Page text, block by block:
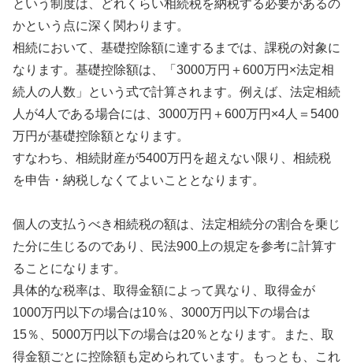
という制度は、どれくらい相続税を納税する必要があるの
かという点に深く関わります。
相続において、基礎控除額に達するまでは、課税の対象に
なります。基礎控除額は、「3000万円＋600万円×法定相
続人の人数」という式で計算されます。例えば、法定相続
人が4人である場合には、3000万円＋600万円×4人＝5400
万円が基礎控除額となります。
すなわち、相続財産が5400万円を超えない限り、相続税
を申告・納税しなくてよいこととなります。
個人の支払うべき相続税の額は、法定相続分の割合を乗じ
た分に生じるのであり、民法900上の規定を参考に計算す
ることになります。
具体的な税率は、取得金額によって異なり、取得金が
1000万円以下の場合は10％、3000万円以下の場合は
15％、5000万円以下の場合は20％となります。また、取
得金額ごとに控除額も定められています。もっとも、これ